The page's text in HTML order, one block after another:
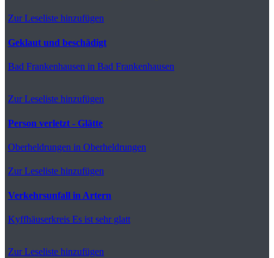
Zur Leseliste hinzufügen
Geklaut und beschädigt
Bad Frankenhausen in Bad Frankenhausen
Zur Leseliste hinzufügen
Person verletzt - Glätte
Oberheldrungen in Oberheldrungen
Zur Leseliste hinzufügen
Verkehrsunfall in Artern
Kyffhäuserkreis Es ist sehr glatt
Zur Leseliste hinzufügen